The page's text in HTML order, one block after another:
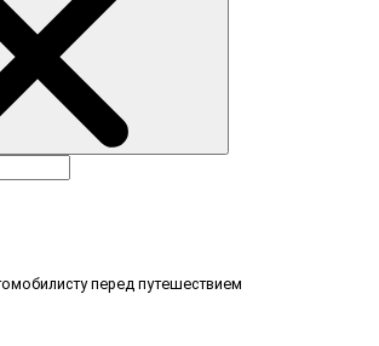
перед путешествием